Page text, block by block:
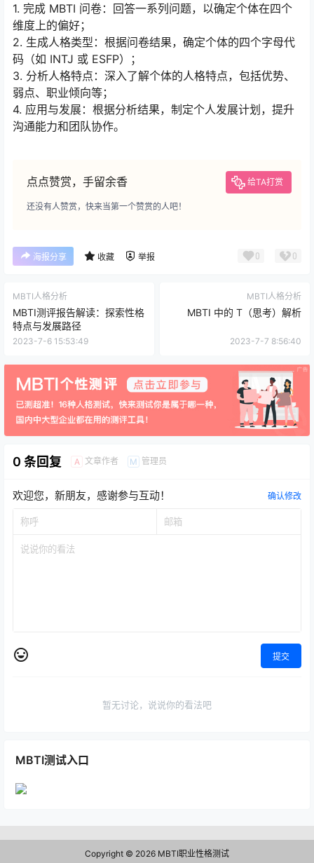
1. 完成 MBTI 问卷：回答一系列问题，以确定个体在四个
维度上的偏好；
2. 生成人格类型：根据问卷结果，确定个体的四个字母代
码（如 INTJ 或 ESFP）；
3. 分析人格特点：深入了解个体的人格特点，包括优势、
弱点、职业倾向等；
4. 应用与发展：根据分析结果，制定个人发展计划，提升
沟通能力和团队协作。
点点赞赏，手留余香 给TA打赏
还没有人赞赏，快来当第一个赞赏的人吧！
海报分享 收藏 举报 0 0
MBTI人格分析
MBTI测评报告解读：探索性格
特点与发展路径
2023-7-6 15:53:49
MBTI人格分析
MBTI 中的 T（思考）解析
2023-7-7 8:56:40
0 条回复 A 文章作者 M 管理员
欢迎您，新朋友，感谢参与互动！ 确认修改
提交
暂无讨论，说说你的看法吧
MBTI测试入口
Copyright © 2026 MBTI职业性格测试